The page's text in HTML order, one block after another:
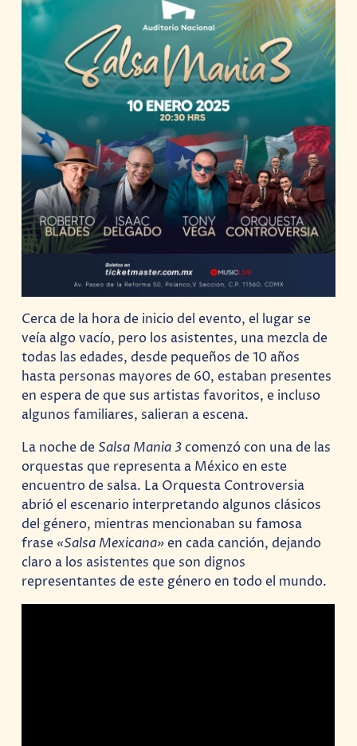
Cerca de la hora de inicio del evento, el lugar se
veía algo vacío, pero los asistentes, una mezcla de
todas las edades, desde pequeños de 10 años
hasta personas mayores de 60, estaban presentes
en espera de que sus artistas favoritos, e incluso
algunos familiares, salieran a escena.
La noche de Salsa Mania 3comenzó con una de las
orquestas que representa a México en este
encuentro de salsa. La Orquesta Controversia
abrió el escenario interpretando algunos clásicos
del género, mientras mencionaban su famosa
frase«Salsa Mexicana»en cada canción, dejando
claro a los asistentes que son dignos
representantes de este género en todo el mundo.